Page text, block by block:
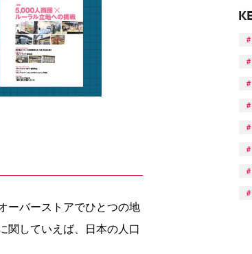
ーバーストアでひとつの地
関していえば、日本の人口